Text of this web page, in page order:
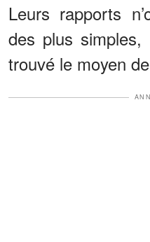
Leurs rapports
des plus
trouvé le moyen